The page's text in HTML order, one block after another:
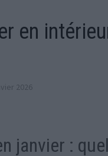
en
2026
janvier :